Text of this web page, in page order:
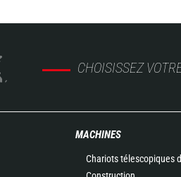
CHOISISSEZ
MACHINES
Chariots télescopiques